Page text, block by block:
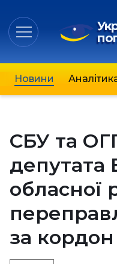
Новини
СБУ та
депутата
обласної
за кордон